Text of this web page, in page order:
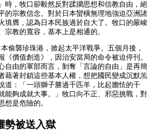
時，牧口卻毅然反對蹂躪思想和信教自由，絕
的宗教信念。對於日本蠻橫無理地強迫亞洲諸
填膺，認為日本民族過於自大了。牧口的嚴峻
宗教的寬容，基本上是相通的。
襲珍珠港，掀起太平洋戰爭。五個月後，
《價值創造》，因治安當局的命令被迫停刊。
自由的軍部而言，剝奪「言論的自由」是再簡
藉著封鎖這些基本人權，想把國民變成沉默羔
道：「一頭獅子勝過千匹羊，比起膽怯的千
能夠成就大事。」牧口向不正、邪惡挑戰，對
想是危險的。
勢被送入獄